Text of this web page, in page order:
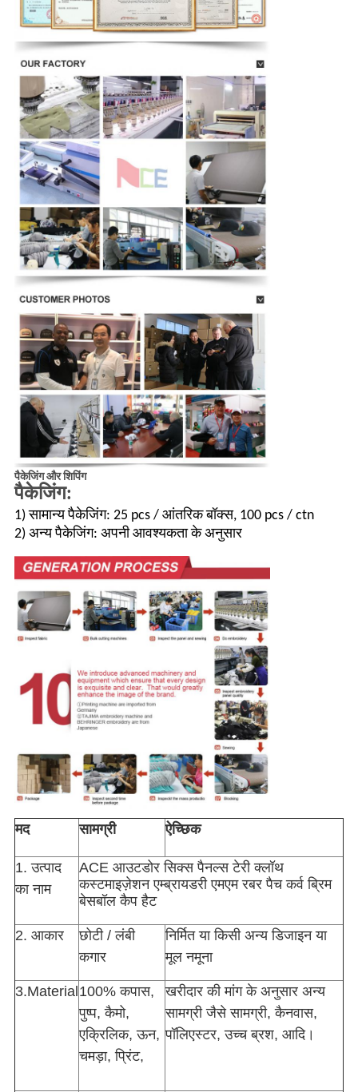
पैकेजिंग और शिपिंग
पैकेजिंग:
1) सामान्य पैकेजिंग: 25 pcs / आंतरिक बॉक्स, 100 pcs / ctn
2) अन्य पैकेजिंग: अपनी आवश्यकता के अनुसार
मद सामग्री ऐच्छिक
1. उत्पाद
का नाम
ACE आउटडोर सिक्स पैनल्स टेरी क्लॉथ
कस्टमाइज़ेशन एम्ब्रायडरी एमएम रबर पैच कर्व ब्रिम
बेसबॉल कैप हैट
2. आकार
छोटी / लंबी
कगार
निर्मित या किसी अन्य डिजाइन या
मूल नमूना
3.Material100% कपास,
पुष्प, कैमो,
एक्रिलिक, ऊन,
चमड़ा, प्रिंट,
खरीदार की मांग के अनुसार अन्य
सामग्री जैसे सामग्री, कैनवास,
पॉलिएस्टर, उच्च ब्रश, आदि।